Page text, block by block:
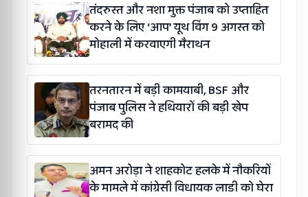
तंदरुस्त और नशा मुक्त पंजाब को उप्ताहित
करने के लिए ‘आप’ यूथ विंग 9 अगस्त को
मोहाली में करवाएगी मैराथन
तरनतारन में बड़ी कामयाबी, BSF और
पंजाब पुलिस ने हथियारों की बड़ी खेप
बरामद की
अमन अरोड़ा ने शाहकोट हलके में नौकरियों
के मामले में कांग्रेसी विधायक लाडी को घेरा